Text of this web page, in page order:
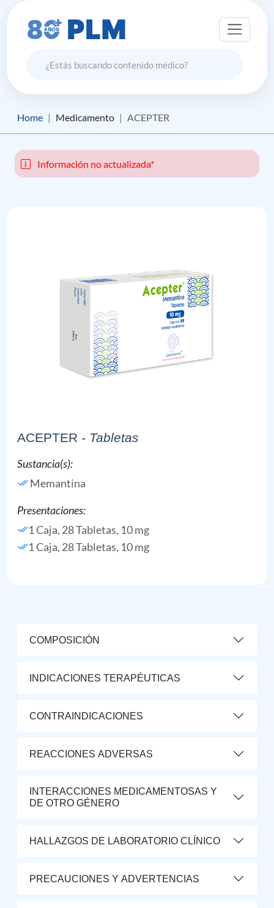
Home Medicamento ACEPTER
Información no actualizada*
ACEPTER - Tabletas
Sustancia(s):
Memantina
Presentaciones:
1 Caja, 28 Tabletas, 10 mg
1 Caja, 28 Tabletas, 10 mg
COMPOSICIÓN
INDICACIONES TERAPÉUTICAS
CONTRAINDICACIONES
REACCIONES ADVERSAS
INTERACCIONES MEDICAMENTOSAS Y
DE OTRO GÉNERO
HALLAZGOS DE LABORATORIO CLÍNICO
PRECAUCIONES Y ADVERTENCIAS